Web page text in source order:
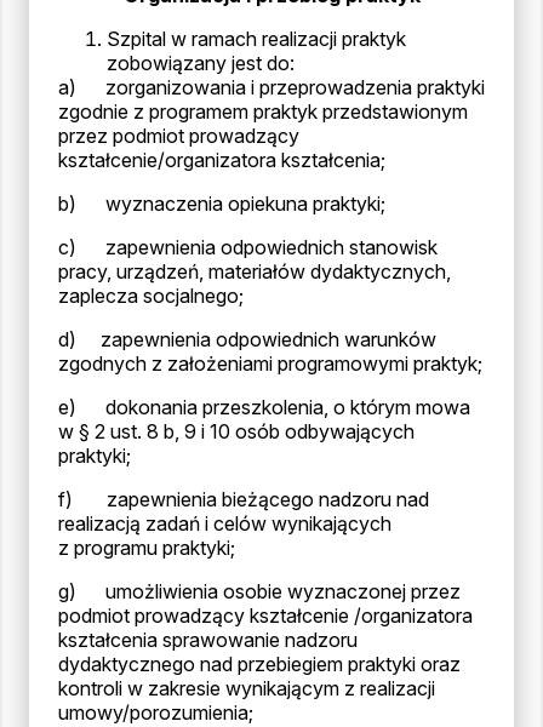
Szpital w ramach realizacji praktyk
zobowiązany jest do:
a) zorganizowania i przeprowadzenia praktyki
zgodnie z programem praktyk przedstawionym
przez podmiot prowadzący
kształcenie/organizatora kształcenia;
b) wyznaczenia opiekuna praktyki;
c) zapewnienia odpowiednich stanowisk
pracy, urządzeń, materiałów dydaktycznych,
zaplecza socjalnego;
d) zapewnienia odpowiednich warunków
zgodnych z założeniami programowymi praktyk;
e) dokonania przeszkolenia, o którym mowa
w § 2 ust. 8 b, 9 i 10 osób odbywających
praktyki;
f) zapewnienia bieżącego nadzoru nad
realizacją zadań i celów wynikających
z programu praktyki;
g) umożliwienia osobie wyznaczonej przez
podmiot prowadzący kształcenie /organizatora
kształcenia sprawowanie nadzoru
dydaktycznego nad przebiegiem praktyki oraz
kontroli w zakresie wynikającym z realizacji
umowy/porozumienia;